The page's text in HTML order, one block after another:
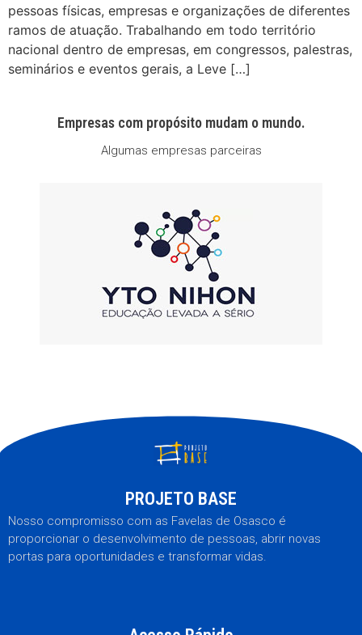
pessoas físicas, empresas e organizações de diferentes
ramos de atuação. Trabalhando em todo território
nacional dentro de empresas, em congressos, palestras,
seminários e eventos gerais, a Leve […]
Empresas com propósito mudam o mundo.
Algumas empresas parceiras
PROJETO BASE
Nosso compromisso com as Favelas de Osasco é
proporcionar o desenvolvimento de pessoas, abrir novas
portas para oportunidades e transformar vidas.